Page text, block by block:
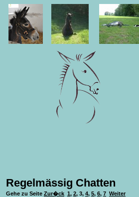
Regelmässig Chatten
Gehe zu Seite Zur�ck 1, 2, 3, 4, 5, 6, 7 Weiter